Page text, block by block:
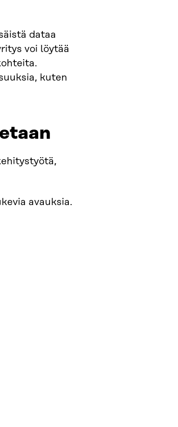
dataa
voi löytää
kuten
avauksia.